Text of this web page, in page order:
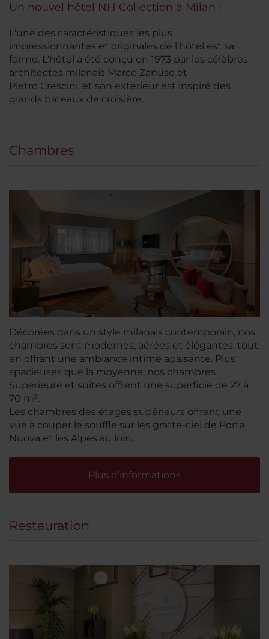
Un nouvel hôtel NH Collection à Milan !
L'une des caractéristiques les plus
impressionnantes et originales de l'hôtel est sa
forme. L'hôtel a été conçu en 1973 par les célèbres
architectes milanais Marco Zanuso et
Pietro Crescini, et son extérieur est inspiré des
grands bateaux de croisière.
Chambres
Décorées dans un style milanais contemporain, nos
chambres sont modernes, aérées et élégantes, tout
en offrant une ambiance intime apaisante. Plus
spacieuses que la moyenne, nos chambres
Supérieure et suites offrent une superficie de 27 à
70 m².
Les chambres des étages supérieurs offrent une
vue à couper le souffle sur les gratte-ciel de Porta
Nuova et les Alpes au loin.
Plus d’informations
Restauration